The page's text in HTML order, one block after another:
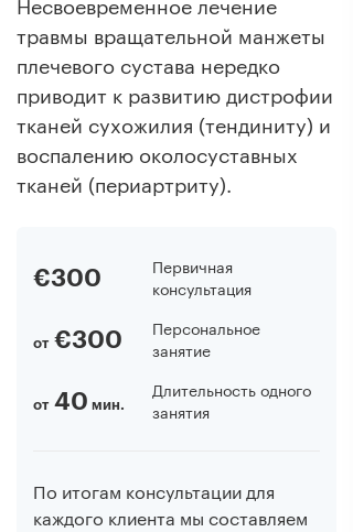
Несвоевременное лечение
травмы вращательной манжеты
плечевого сустава нередко
приводит к развитию дистрофии
тканей сухожилия (тендиниту) и
воспалению околосуставных
тканей (периартриту).
€300
Первичная
консультация
от€300
Персональное
занятие
от40 мин.
Длительность одного
занятия
По итогам консультации для
каждого клиента мы составляем